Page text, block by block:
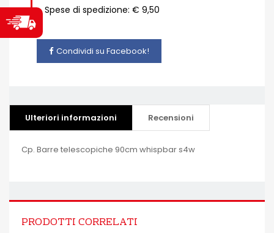
Spese di spedizione: € 9,50
Condividi su Facebook!
Ulteriori informazioni Recensioni
Cp. Barre telescopiche 90cm whispbar s4w
PRODOTTI CORRELATI